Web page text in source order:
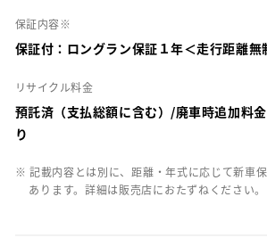
保証内容※
保証付：ロングラン保証１年＜走行距離無
リサイクル料金
預託済（支払総額に含む）/廃車時追加料
り
※ 記載内容とは別に、距離・年式に応じて新車
あります。詳細は販売店におたずねください。